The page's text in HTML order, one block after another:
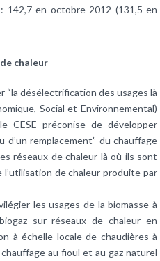
142,7 en octobre 2012 (131,5 en
chaleur
“la désélectrification des usages là
Social et Environnemental)
CESE préconise de développer
remplacement” du chauffage
réseaux de chaleur là où ils sont
l’utilisation de chaleur produite par
les usages de labiomasse à
biogazsur réseaux de chaleur en
à échelle locale de chaudières à
au fioul et au gaz naturel